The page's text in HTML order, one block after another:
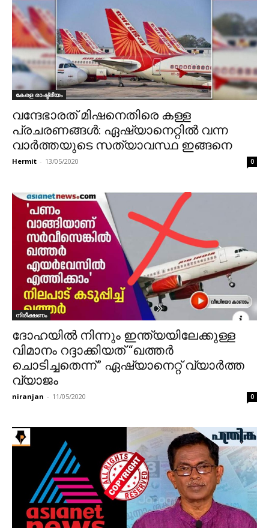
കേരള രാഷ്ട്രീയം
വന്ദേഭാരത് മിഷനെതിരെ കള്ള
പ്രചരണങ്ങൾ: ഏഷ്യാനെറ്റിൽ വന്ന
വാർത്തയുടെ സത്യാവസ്ഥ ഇങ്ങനെ
Hermit - 13/05/2020 0
നിരീക്ഷണം
ദോഹയിൽ നിന്നും ഇന്ത്യയിലേക്കുള്ള
വിമാനം റദ്ദാക്കിയത് “ഖത്തർ
ചൊടിച്ചതെന്ന്” ഏഷ്യാനെറ്റ് വ്യാർത്ത
വ്യാജം
niranjan - 11/05/2020 0